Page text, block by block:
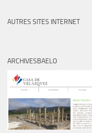
AUTRES SITES INTERNET
ARCHIVESBAELO